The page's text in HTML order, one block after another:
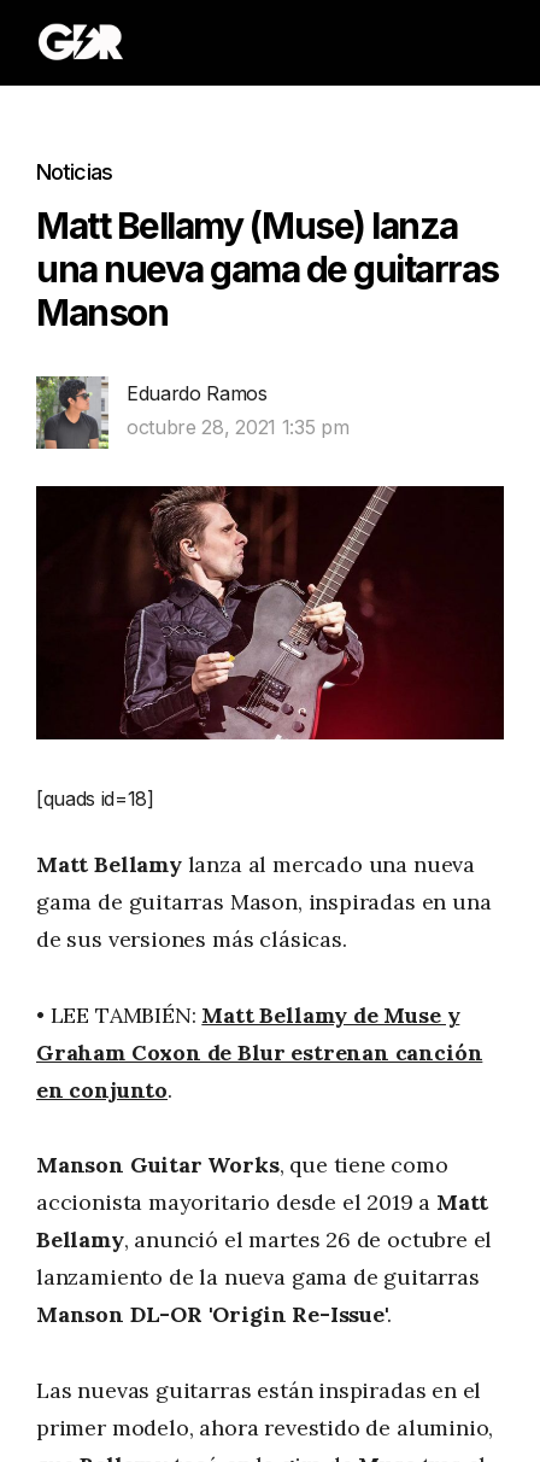
Noticias
Matt Bellamy (Muse) lanza
una nueva gama de guitarras
Manson
Eduardo Ramos
octubre 28, 2021 1:35 pm
[quads id=18]
Matt Bellamylanza al mercado una nueva
gama de guitarras Mason, inspiradas en una
de sus versiones más clásicas.
• LEE TAMBIÉN: Matt Bellamy de Muse y
Graham Coxon de Blur estrenan canción
en conjunto.
Manson Guitar Works, que tiene como
accionista mayoritario desde el 2019 a Matt
Bellamy, anunció el martes 26 de octubre el
lanzamiento de la nueva gama de guitarras
Manson DL-OR 'Origin Re-Issue'.
Las nuevas guitarras están inspiradas en el
primer modelo, ahora revestido de aluminio,